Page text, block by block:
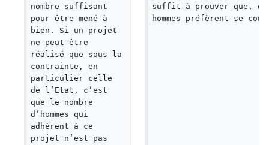
nombre suffisant
pour être mené à
bien. Si un projet
ne peut être
réalisé que sous la
contrainte, en
particulier celle
de l’Etat, c’est
que le nombre
d’hommes qui
adhèrent à ce
projet n’est pas
suffit à prouver que,
hommes préfèrent se